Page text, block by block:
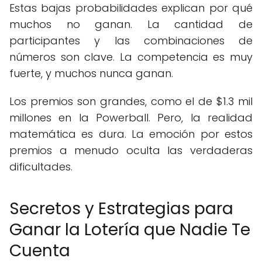
Estas bajas probabilidades explican por qué
muchos no ganan. La cantidad de
participantes y las combinaciones de
números son clave. La competencia es muy
fuerte, y muchos nunca ganan.
Los premios son grandes, como el de $1.3 mil
millones en la Powerball. Pero, la realidad
matemática es dura. La emoción por estos
premios a menudo oculta las verdaderas
dificultades.
Secretos y Estrategias para
Ganar la Lotería que Nadie Te
Cuenta